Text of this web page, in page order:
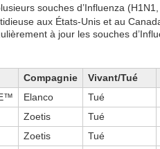
souches d’Influenza
aux États-Unis et au
à jour les souches
Compagnie Vivant/Tué
Elanco Tué
Zoetis Tué
Zoetis Tué